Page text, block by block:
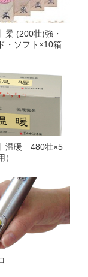
柔 (200壮)強・
・ソフト×10箱
温暖 480壮×5